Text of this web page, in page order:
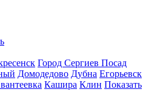
Город Сергиев Посад
Домодедово Дубна Егорьевск
Кашира Клин Показать